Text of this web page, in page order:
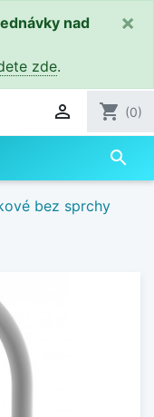
nad
zde.
×
 shopping_cart (0)
search
bez sprchy